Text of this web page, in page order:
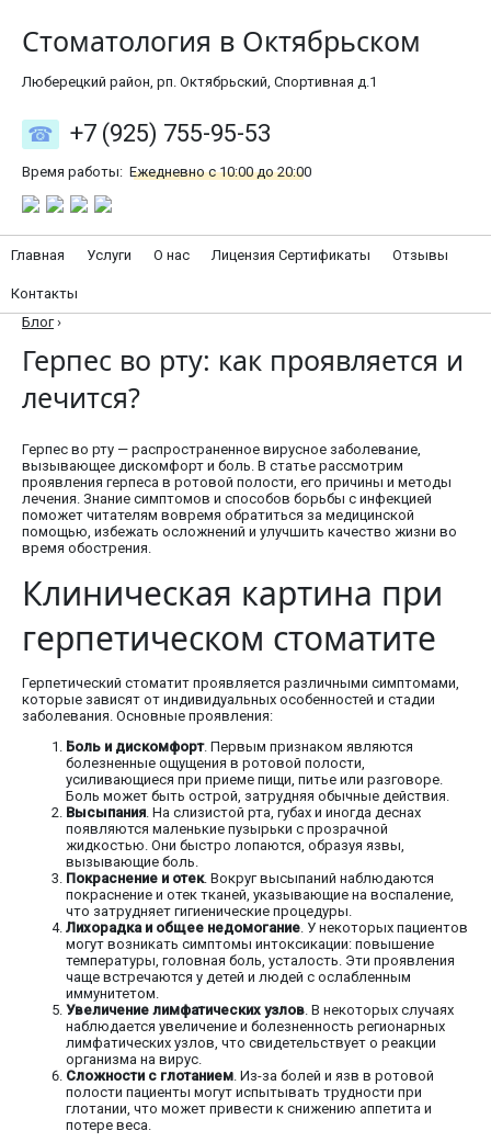
Стоматология в Октябрьском
Люберецкий район, рп. Октябрьский, Спортивная д.1
+7 (925) 755-95-53
Время работы: Ежедневно с 10:00 до 20:00
Главная Услуги О нас Лицензия Сертификаты Отзывы
Контакты
Блог ›
Герпес во рту: как проявляется и
лечится?
Герпес во рту — распространенное вирусное заболевание,
вызывающее дискомфорт и боль. В статье рассмотрим
проявления герпеса в ротовой полости, его причины и методы
лечения. Знание симптомов и способов борьбы с инфекцией
поможет читателям вовремя обратиться за медицинской
помощью, избежать осложнений и улучшить качество жизни во
время обострения.
Клиническая картина при
герпетическом стоматите
Герпетический стоматит проявляется различными симптомами,
которые зависят от индивидуальных особенностей и стадии
заболевания. Основные проявления:
Боль и дискомфорт. Первым признаком являются
болезненные ощущения в ротовой полости,
усиливающиеся при приеме пищи, питье или разговоре.
Боль может быть острой, затрудняя обычные действия.
Высыпания . На слизистой рта, губах и иногда деснах
появляются маленькие пузырьки с прозрачной
жидкостью. Они быстро лопаются, образуя язвы,
вызывающие боль.
Покраснение и отек. Вокруг высыпаний наблюдаются
покраснение и отек тканей, указывающие на воспаление,
что затрудняет гигиенические процедуры.
Лихорадка и общее недомогание . У некоторых пациентов
могут возникать симптомы интоксикации: повышение
температуры, головная боль, усталость. Эти проявления
чаще встречаются у детей и людей с ослабленным
иммунитетом.
Увеличение лимфатических узлов . В некоторых случаях
наблюдается увеличение и болезненность регионарных
лимфатических узлов, что свидетельствует о реакции
организма на вирус.
Сложности с глотанием . Из-за болей и язв в ротовой
полости пациенты могут испытывать трудности при
глотании, что может привести к снижению аппетита и
потере веса.